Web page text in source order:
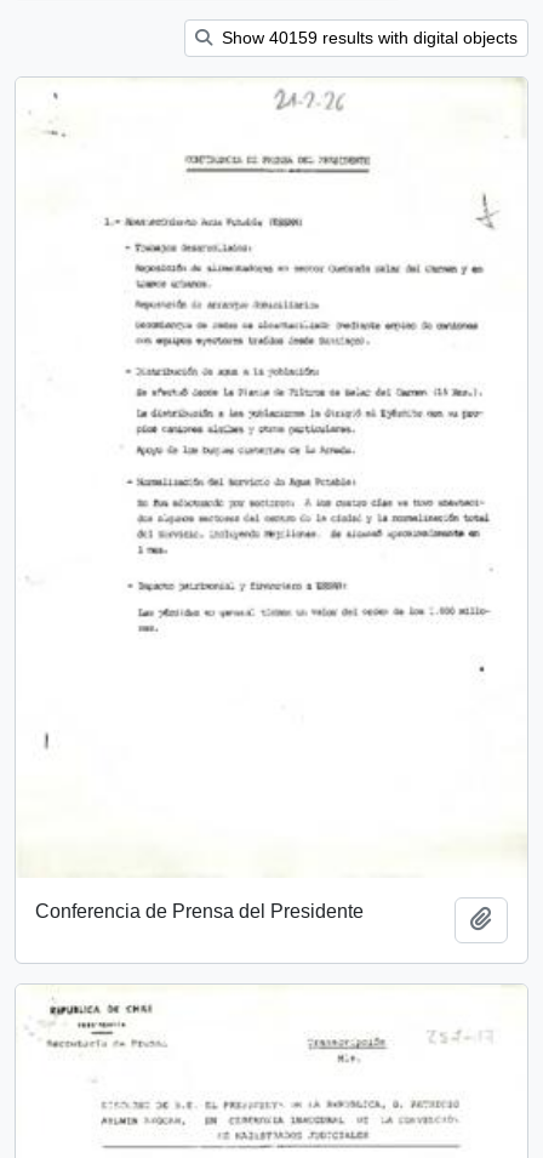
Show 40159 results with digital objects
Conferencia de Prensa del Presidente